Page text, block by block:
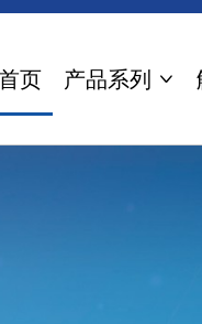
页 产品系列